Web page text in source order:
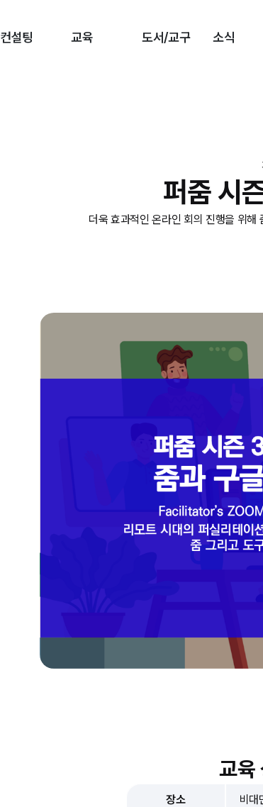
컨설팅 교육 도서/교구 소식
퍼줌 시
더욱 효과적인 온라인 회의 진행을 위해
교육
장소 비대